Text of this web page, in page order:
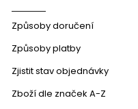
Způsoby doručení
Způsoby platby
Zjistit stav objednávky
Zboží dle značek A-Z